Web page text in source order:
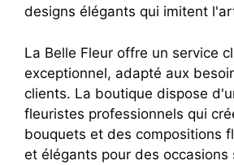
designs élégants qui imitent
La Belle Fleur offre un service
exceptionnel, adapté aux
clients. La boutique dispose
fleuristes professionnels qui
bouquets et des compositions
et élégants pour des occasions